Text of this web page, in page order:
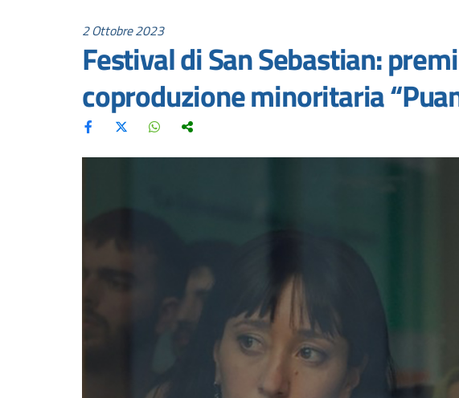
2 Ottobre 2023
Festival di San Sebastian:
coproduzione minoritaria